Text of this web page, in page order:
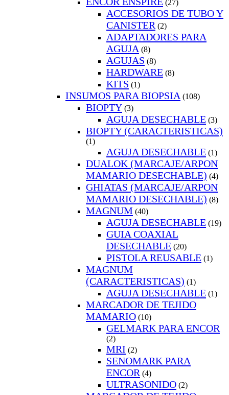
(27)
ACCESORIOS DE TUBO Y
CANISTER (2)
ADAPTADORES PARA
AGUJA (8)
AGUJAS (8)
HARDWARE (8)
KITS (1)
INSUMOS PARA BIOPSIA (108)
BIOPTY (3)
AGUJA DESECHABLE (3)
BIOPTY (CARACTERISTICAS)
(1)
AGUJA DESECHABLE (1)
DUALOK (MARCAJE/ARPON
MAMARIO DESECHABLE) (4)
GHIATAS (MARCAJE/ARPON
MAMARIO DESECHABLE) (8)
MAGNUM (40)
AGUJA DESECHABLE (19)
GUIA COAXIAL
DESECHABLE (20)
PISTOLA REUSABLE (1)
MAGNUM
(CARACTERISTICAS) (1)
AGUJA DESECHABLE (1)
MARCADOR DE TEJIDO
MAMARIO (10)
GELMARK PARA ENCOR
(2)
MRI (2)
SENOMARK PARA
ENCOR (4)
ULTRASONIDO (2)